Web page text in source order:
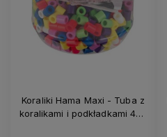
Koraliki Hama Maxi - Tuba z
koralikami i podkładkami 400